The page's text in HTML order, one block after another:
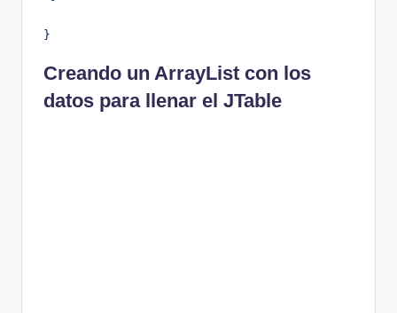
}
Creando un ArrayList con los
datos para llenar el JTable